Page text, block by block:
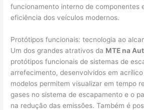
funcionamento interno de componentes
eficiência dos veículos modernos.
Protótipos funcionais: tecnologia ao
Um dos grandes atrativos da MTE na
protótipos funcionais de sistemas de
arrefecimento, desenvolvidos em
modelos permitem visualizar em tempo
gases no sistema de escapamento e o
na redução das emissões. Também é